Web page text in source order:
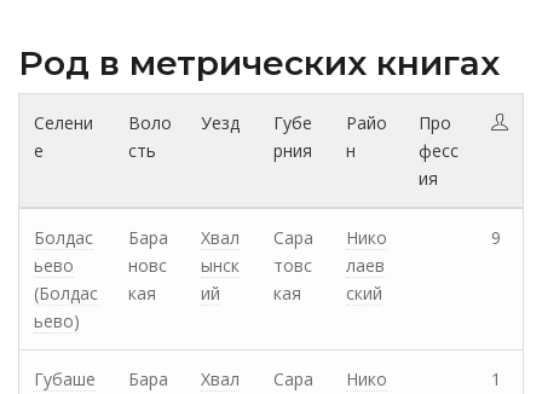
Род в метрических книгах
Селени
е
Воло
сть
Уезд
Губе
рния
Райо
н
Про
фесс
ия
Болдас
ьево
(Болдас
ьево)
Бара
новс
кая
Хвал
ынск
ий
Сара
товс
кая
Нико
лаев
ский
9
Губаше
Бара
Хвал
Сара
Нико
1